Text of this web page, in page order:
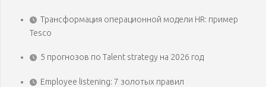
Трансформация операционной модели HR: пример
Tesco
5 прогнозов по Talent strategy на 2026 год
Employee listening: 7 золотых правил